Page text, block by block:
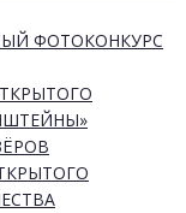
ФОТОКОНКУРС